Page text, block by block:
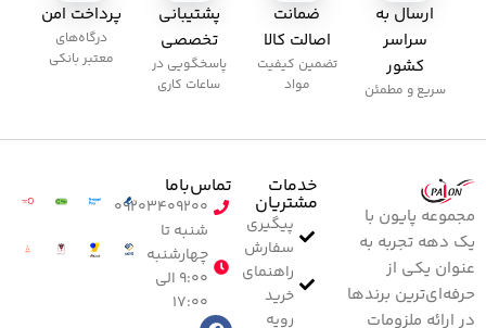
ارسال به
سراسر
کشور
سریع و مطمئن
ضمانت
اصالت کالا
تضمین کیفیت
مواد
پشتیبانی
تخصصی
پاسخگویی در
ساعات کاری
پرداخت امن
درگاه‌های
معتبر بانکی
مجموعه پایون با
یک دهه تجربه به
عنوان یکی از
حرفه‌ای‌ترین برندها
در ارائه ملزومات
خدمات
مشتریان
پیگیری
سفارش
راهنمای
خرید
رویه
تماس‌با‌ما
۰۹۲۰۳۴۰۹۲۰۰
شنبه تا
چهارشنبه
۹:۰۰ الی
۱۷:۰۰